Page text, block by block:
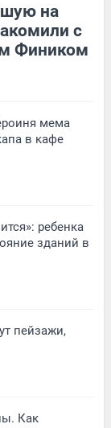
на
с
Фиником
мема
в кафе
ребенка
зданий в
пейзажи,
Как